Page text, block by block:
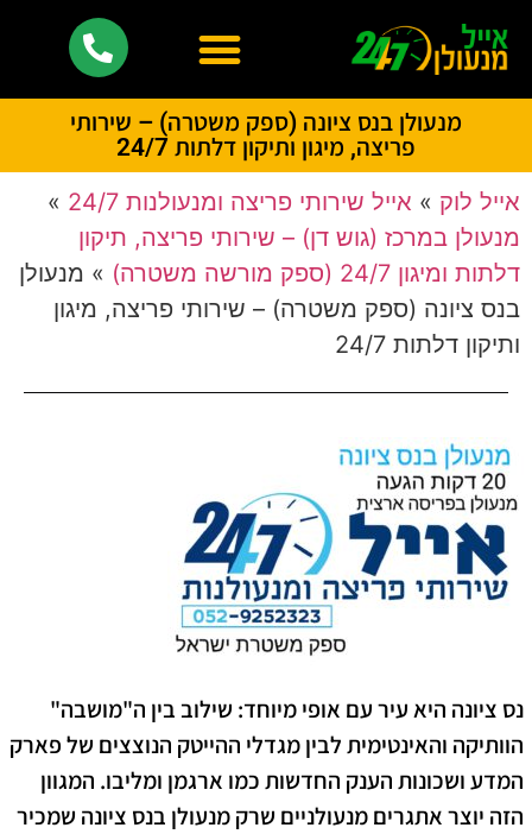
מנעולן בנס ציונה (ספק משטרה) – שירותי
פריצה, מיגון ותיקון דלתות 24/7
אייל לוק » אייל שירותי פריצה ומנעולנות 24/7
»
מנעולן במרכז (גוש דן) – שירותי פריצה, תיקון
דלתות ומיגון 24/7 (ספק מורשה משטרה)
» מנעולן
בנס ציונה (ספק משטרה) – שירותי פריצה, מיגון
ותיקון דלתות 24/7
נס ציונה היא עיר עם אופי מיוחד: שילוב בין ה"מושבה"
הוותיקה והאינטימית לבין מגדלי ההייטק הנוצצים שלפארק
המדעושכונות הענק החדשות כמו ארגמן ומליבו. המגוון
הזה יוצר אתגרים מנעולניים שרק מנעולן בנס ציונה שמכיר